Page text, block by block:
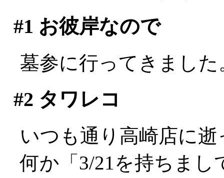
#1 お彼岸なので
墓参に行ってきました
#2 タワレコ
いつも通り高崎店に
何か「3/21を持ちま